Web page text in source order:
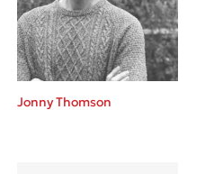
Jonny Thomson